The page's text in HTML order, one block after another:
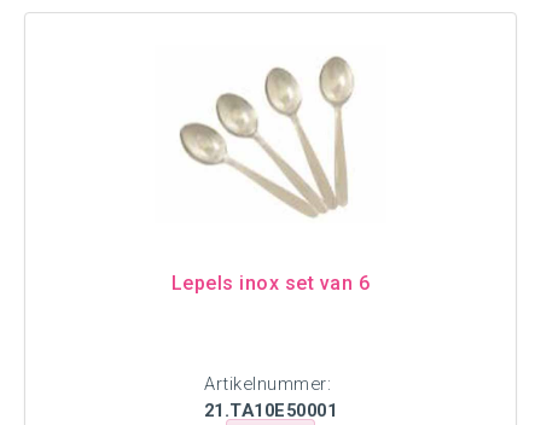
Lepels inox set van 6
Artikelnummer:
21.TA10E50001